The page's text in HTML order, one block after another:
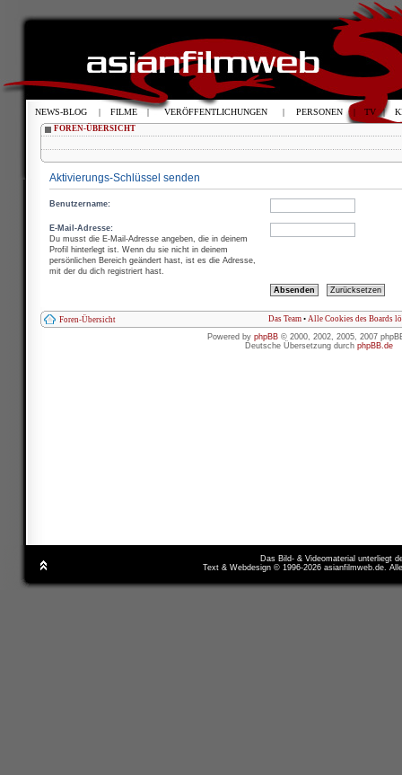
FOREN-ÜBERSICHT
Aktivierungs-Schlüssel senden
Benutzername:
E-Mail-Adresse:
Du musst die E-Mail-Adresse angeben, die in deinem
Profil hinterlegt ist. Wenn du sie nicht in deinem
persönlichen Bereich geändert hast, ist es die Adresse,
mit der du dich registriert hast.
Foren-Übersicht Das Team • Alle Cookies des Boards
Powered by phpBB © 2000, 2002, 2005, 2007
Deutsche Übersetzung durch phpBB.de
Das Bild- & Videomaterial unterliegt
Text & Webdesign © 1996-2026 asianfilmweb.de.
NEWS-BLOG | FILME | VERÖFFENTLICHUNGEN | PERSONEN | TV |